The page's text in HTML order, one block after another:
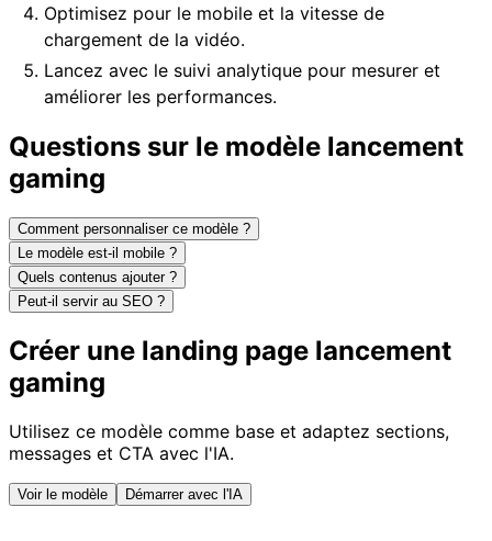
Optimisez pour le mobile et la vitesse de
chargement de la vidéo.
Lancez avec le suivi analytique pour mesurer et
améliorer les performances.
Questions sur le modèle lancement
gaming
Comment personnaliser ce modèle ?
Le modèle est-il mobile ?
Quels contenus ajouter ?
Peut-il servir au SEO ?
Créer une landing page lancement
gaming
Utilisez ce modèle comme base et adaptez sections,
messages et CTA avec l'IA.
Voir le modèle Démarrer avec l'IA